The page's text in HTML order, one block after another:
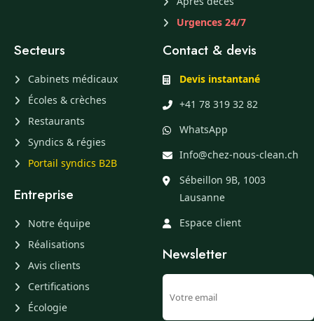
Urgences 24/7
Secteurs
Cabinets médicaux
Écoles & crèches
Restaurants
Syndics & régies
Portail syndics B2B
Entreprise
Notre équipe
Réalisations
Avis clients
Certifications
Écologie
Contact & devis
Devis instantané
+41 78 319 32 82
WhatsApp
Info@chez-nous-clean.ch
Sébeillon 9B, 1003
Lausanne
Espace client
Newsletter